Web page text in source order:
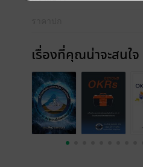
เรื่องที่คุณน่าจะสนใจ